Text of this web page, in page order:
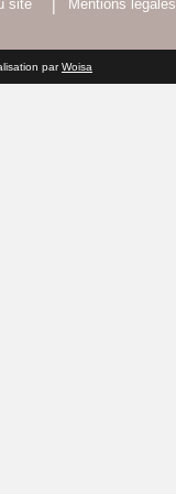
site | Mentions légales
parWoisa